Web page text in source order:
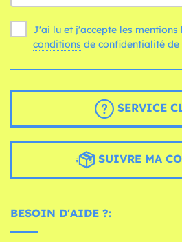
J'ai lu et j'accepte les mentions
conditions de confidentialité de
SERVICE
SUIVRE MA
BESOIN D'AIDE ?: